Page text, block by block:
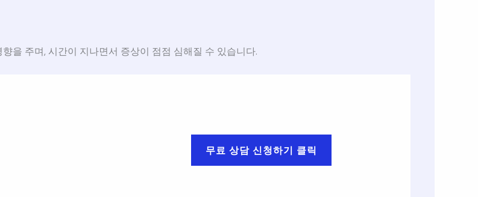
을 주며, 시간이 지나면서 증상이 점점 심해질 수 있습니다.
무료 상담 신청하기 클릭